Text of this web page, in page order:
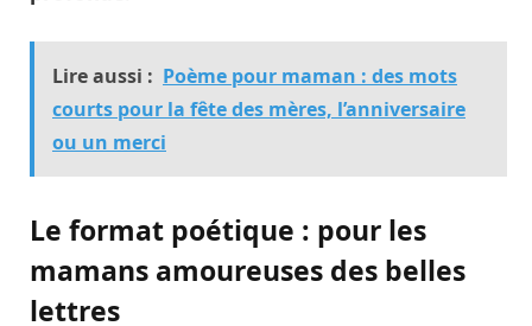
Lire aussi : Poème pour maman : des mots
courts pour la fête des mères, l’anniversaire
ou un merci
Le format poétique : pour les
mamans amoureuses des belles
lettres